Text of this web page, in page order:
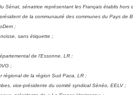
Sénat, sénatrice représentant les Français établis hors
de la communauté des communes du Pays de
;
sans étiquette ;
de l’Essonne, LR ;
;
régional de la région Sud Paca, LR ;
vice-présidente du comité syndical Sénéo, EELV ;